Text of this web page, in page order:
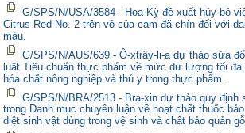
G/SPS/N/USA/3584 - Hoa Kỳ đề xuất hủy bỏ
Citrus Red No. 2 trên vỏ của cam đã chín đối với
màu.
G/SPS/N/AUS/639 - Ô-xtrây-li-a dự thảo sửa
luật Tiêu chuẩn thực phẩm về mức dư lượng tối
hóa chất nông nghiệp và thú y trong thực phẩm.
G/SPS/N/BRA/2513 - Bra-xin dự thảo quy định
trong Danh mục chuyên luận về hoạt chất thuốc
diệt sinh vật dùng trong vệ sinh và chất bảo quản